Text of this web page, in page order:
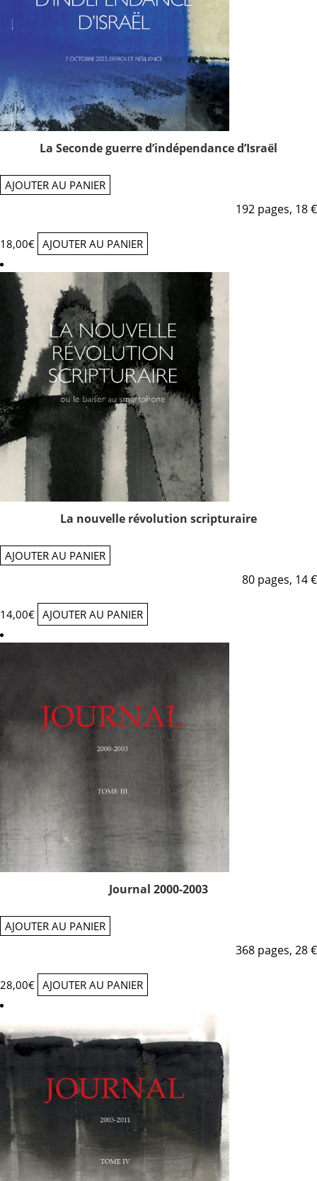
La Seconde guerre d’indépendance d’Israël
AJOUTER AU PANIER
192 pages, 18 €
18,00€ AJOUTER AU PANIER
La nouvelle révolution scripturaire
AJOUTER AU PANIER
80 pages, 14 €
14,00€ AJOUTER AU PANIER
Journal 2000-2003
AJOUTER AU PANIER
368 pages, 28 €
28,00€ AJOUTER AU PANIER